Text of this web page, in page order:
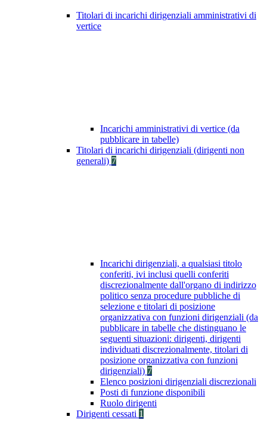
Titolari di incarichi dirigenziali amministrativi di
vertice
Incarichi amministrativi di vertice (da
pubblicare in tabelle)
Titolari di incarichi dirigenziali (dirigenti non
generali) 7
Incarichi dirigenziali, a qualsiasi titolo
conferiti, ivi inclusi quelli conferiti
discrezionalmente dall'organo di indirizzo
politico senza procedure pubbliche di
selezione e titolari di posizione
organizzativa con funzioni dirigenziali (da
pubblicare in tabelle che distinguano le
seguenti situazioni: dirigenti, dirigenti
individuati discrezionalmente, titolari di
posizione organizzativa con funzioni
dirigenziali) 7
Elenco posizioni dirigenziali discrezionali
Posti di funzione disponibili
Ruolo dirigenti
Dirigenti cessati 1